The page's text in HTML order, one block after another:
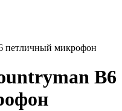
петличный микрофон
B6